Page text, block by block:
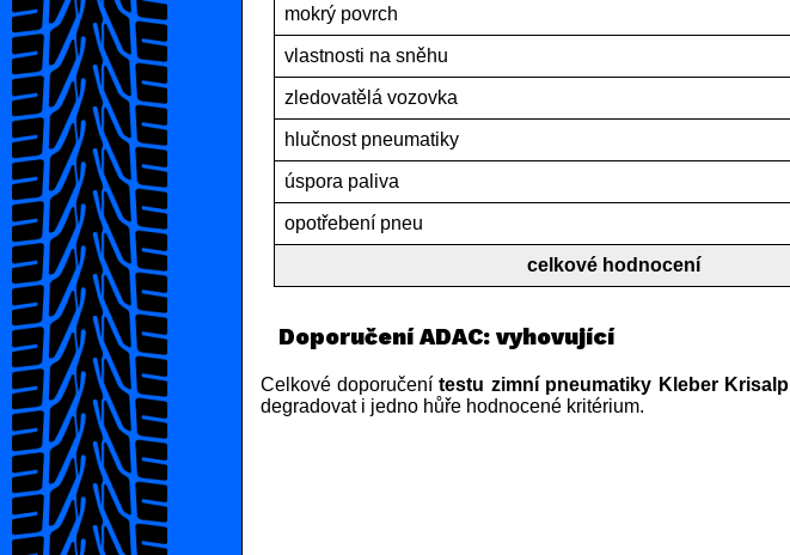
mokrý povrch
vlastnosti na sněhu
zledovatělá vozovka
hlučnost pneumatiky
úspora paliva
opotřebení pneu
celkové hodnocení
Doporučení ADAC: vyhovující
Celkové doporučenítestu zimní pneumatiky Kleber
degradovat i jedno hůře hodnocené kritérium.